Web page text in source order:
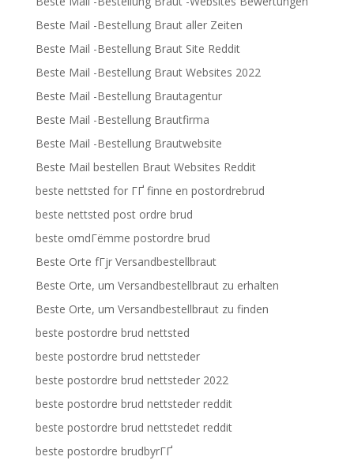
Beste Mail -Bestellung Braut aller Zeiten
Beste Mail -Bestellung Braut Site Reddit
Beste Mail -Bestellung Braut Websites 2022
Beste Mail -Bestellung Brautagentur
Beste Mail -Bestellung Brautfirma
Beste Mail -Bestellung Brautwebsite
Beste Mail bestellen Braut Websites Reddit
beste nettsted for ГҐ finne en postordrebrud
beste nettsted post ordre brud
beste omdГёmme postordre brud
Beste Orte fГјr Versandbestellbraut
Beste Orte, um Versandbestellbraut zu erhalten
Beste Orte, um Versandbestellbraut zu finden
beste postordre brud nettsted
beste postordre brud nettsteder
beste postordre brud nettsteder 2022
beste postordre brud nettsteder reddit
beste postordre brud nettstedet reddit
beste postordre brudbyrГҐ